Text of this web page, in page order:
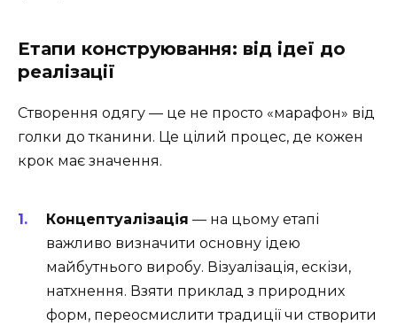
Етапи конструювання: від ідеї до
реалізації
Створення одягу — це не просто «марафон» від
голки до тканини. Це цілий процес, де кожен
крок має значення.
Концептуалізація — на цьому етапі
важливо визначити основну ідею
майбутнього виробу. Візуалізація, ескізи,
натхнення. Взяти приклад з природних
форм, переосмислити традиції чи створити